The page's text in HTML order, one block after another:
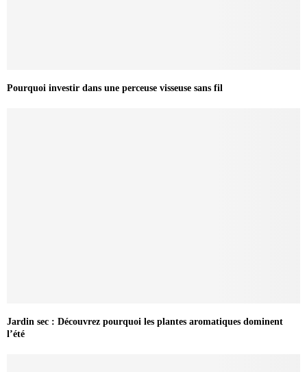
Pourquoi investir dans une perceuse visseuse sans fil
Jardin sec : Découvrez pourquoi les plantes aromatiques dominent
l’été